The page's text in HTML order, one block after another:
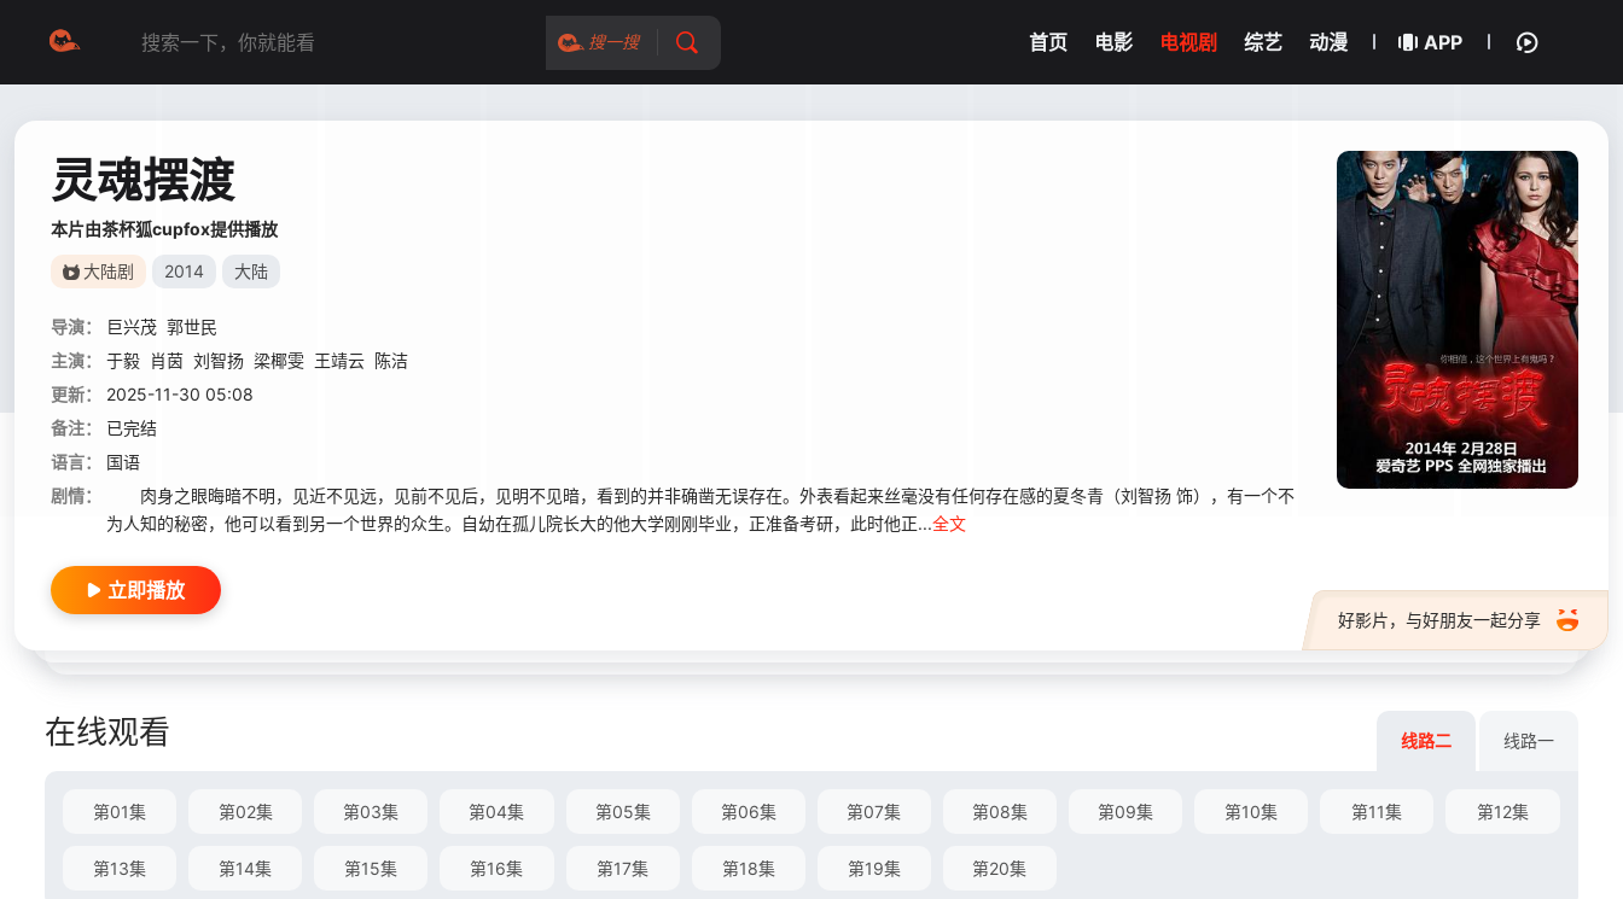
搜一搜 首页 电影 电视剧 综艺 动漫 APP
灵魂摆渡
本片由茶杯狐cupfox提供播放
大陆剧 2014 大陆
导演： 巨兴茂 郭世民
主演：
于毅 肖茵 刘智扬 梁椰雯 王靖云 陈洁
更新：
2025-11-30 05:08
备注：
已完结
语言：
国语
剧情：
肉身之眼晦暗不明，见近不见远，见前不见后，见明不见暗，看到的并非确凿无误存在。外表看起来丝毫没有任何存在感的夏冬青（刘智扬 饰），有一个不
为人知的秘密，他可以看到另一个世界的众生。自幼在孤儿院长大的他大学刚刚毕业，正准备考研，此时他正...全文
好影片，与好朋友一起分享
立即播放
在线观看 线路二 线路一
第01集 第02集 第03集 第04集 第05集 第06集 第07集 第08集 第09集 第10集 第11集 第12集
第13集 第14集 第15集 第16集 第17集 第18集 第19集 第20集